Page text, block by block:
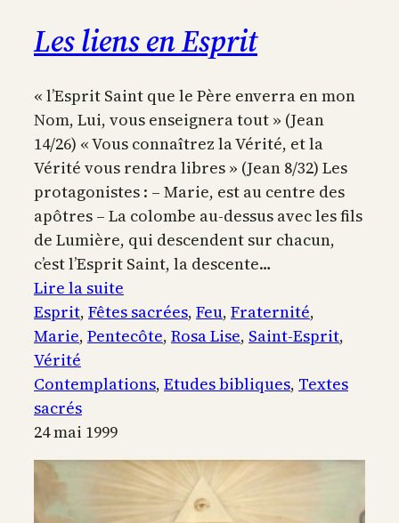
Les liens en Esprit
« l’Esprit Saint que le Père enverra en mon
Nom, Lui, vous enseignera tout » (Jean
14/26) « Vous connaîtrez la Vérité, et la
Vérité vous rendra libres » (Jean 8/32) Les
protagonistes : – Marie, est au centre des
apôtres – La colombe au-dessus avec les fils
de Lumière, qui descendent sur chacun,
c’est l’Esprit Saint, la descente…
Lire la suite
Les
liens
Esprit
Esprit, Fêtes sacrées, Feu, Fraternité
Marie, Pentecôte, Rosa Lise, Saint-Esprit
Vérité
Contemplations, Etudes bibliques, Textes
sacrés
24 mai 1999